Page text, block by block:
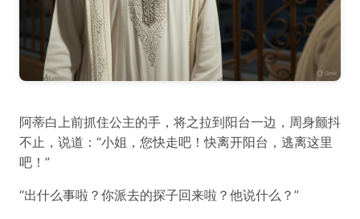
阿蒂白上前抓住公主的手，将之拉到阳台一边，周身颤抖
不止，说道：“小姐，您快走吧！快离开阳台，逃离这里
吧！”
“出什么事啦？你派去的探子回来啦？他说什么？”